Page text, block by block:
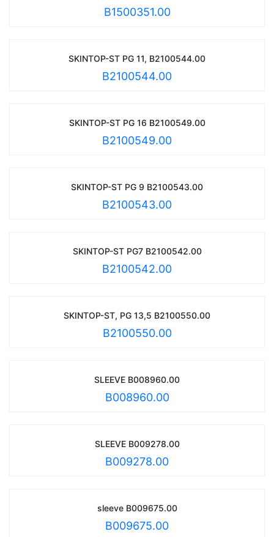
B1500351.00
SKINTOP-ST PG 11, B2100544.00
B2100544.00
SKINTOP-ST PG 16 B2100549.00
B2100549.00
SKINTOP-ST PG 9 B2100543.00
B2100543.00
SKINTOP-ST PG7 B2100542.00
B2100542.00
SKINTOP-ST, PG 13,5 B2100550.00
B2100550.00
SLEEVE B008960.00
B008960.00
SLEEVE B009278.00
B009278.00
sleeve B009675.00
B009675.00